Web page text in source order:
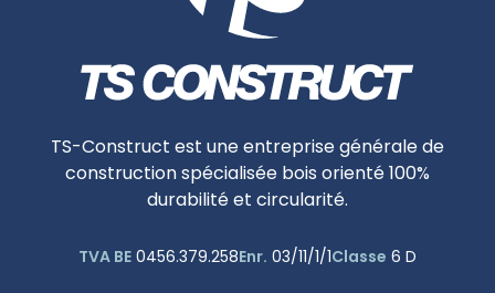
TS-Construct est une entreprise générale de
construction spécialisée bois orienté 100%
durabilité et circularité.
TVA BE 0456.379.258Enr. 03/11/1/1Classe 6 D